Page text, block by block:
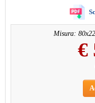
Misura:
€